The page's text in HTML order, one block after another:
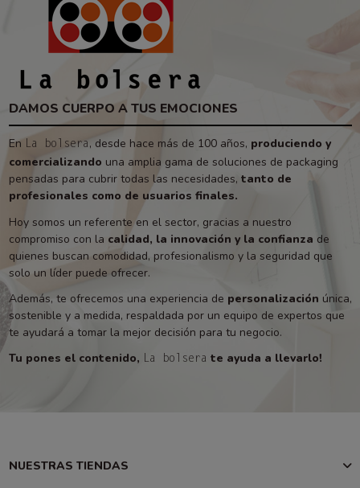
DAMOS CUERPO A TUS EMOCIONES
En La bolsera , desde hace más de 100 años, produciendo y
comercializando una amplia gama de soluciones de packaging
pensadas para cubrir todas las necesidades, tanto de
profesionales como de usuarios finales.
Hoy somos un referente en el sector, gracias a nuestro
compromiso con la calidad, la innovación y la confianza de
quienes buscan comodidad, profesionalismo y la seguridad que
solo un líder puede ofrecer.
Además, te ofrecemos una experiencia de personalización única,
sostenible y a medida, respaldada por un equipo de expertos que
te ayudará a tomar la mejor decisión para tu negocio.
Tu pones el contenido, La bolsera te ayuda a llevarlo!
NUESTRAS TIENDAS